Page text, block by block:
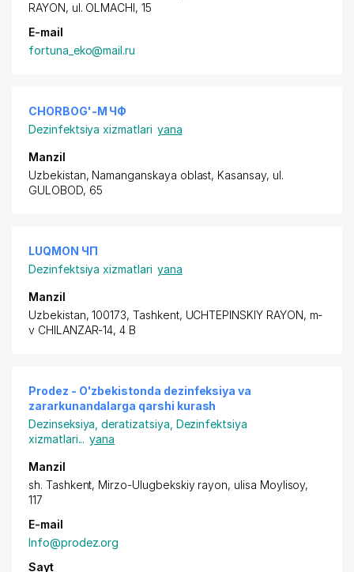
RAYON, ul. OLMACHI, 15
E-mail
fortuna_eko@mail.ru
CHORBOG'-M ЧФ
Dezinfektsiya xizmatlari yana
Manzil
Uzbekistan, Namanganskaya oblast, Kasansay, ul.
GULOBOD, 65
LUQMON ЧП
Dezinfektsiya xizmatlari yana
Manzil
Uzbekistan, 100173, Tashkent, UCHTEPINSKIY RAYON, m-
v CHILANZAR-14, 4 B
Prodez - O'zbekistonda dezinfeksiya va
zararkunandalarga qarshi kurash
Dezinseksiya, deratizatsiya Dezinfektsiya
xizmatlari... yana
Manzil
sh. Tashkent, Mirzo-Ulugbekskiy rayon, ulisa Moylisoy,
117
E-mail
Info@prodez.org
Sayt